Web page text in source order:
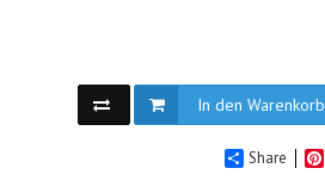
In den Warenkorb
Share